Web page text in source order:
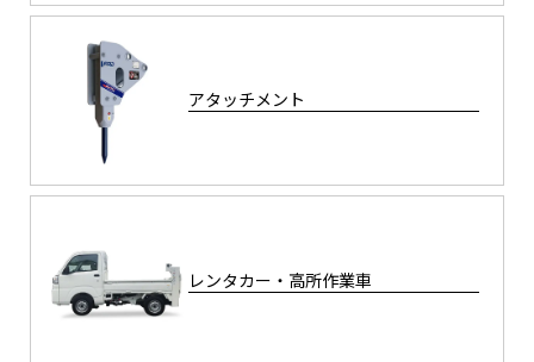
アタッチメント
レンタカー・高所作業車